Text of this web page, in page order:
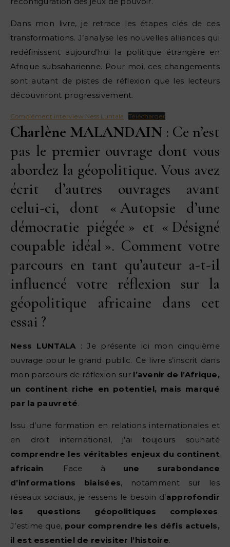
Dans mon livre, je retrace les étapes clés de ces
transformations. J’analyse les nouvelles alliances qui
redéfinissent aujourd’hui la politique étrangère en
Afrique subsaharienne. Pour moi, ces changements
sont autant de pistes de réflexion que les lecteurs
découvriront progressivement.
Complément interview Ness Luntala Télécharger
Charlène MALANDAIN : Ce n’est
pas le premier ouvrage dont vous
abordez la géopolitique. Vous avez
écrit d’autres ouvrages avant
celui-ci, dont « Autopsie d’une
démocratie piégée » et « Désigné
coupable idéal ». Comment votre
parcours en tant qu’auteur a-t-il
influencé votre réflexion sur la
géopolitique africaine dans cet
essai ?
Ness LUNTALA: Je présente ici mon cinquième
ouvrage pour le grand public. Ce livre s’inscrit dans
mon parcours de réflexion surl’avenir de l’Afrique,
un continent riche en potentiel, mais marqué
par la pauvreté.
Issu d’une formation en relations internationales et
en droit international, j’ai toujours souhaité
comprendre les véritables enjeux du continent
africain. Face à une surabondance
d’informations biaisées, notamment sur les
réseaux sociaux, je ressens le besoin d’approfondir
les questions géopolitiques complexes.
J’estime que, pour comprendre les défis actuels,
il est essentiel de revisiter l’histoire.